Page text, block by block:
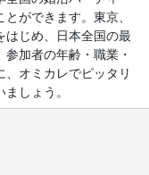
ができます。東京、
はじめ、日本全国の最
加者の年齢・職業・
オミカレでピッタリ
しょう。